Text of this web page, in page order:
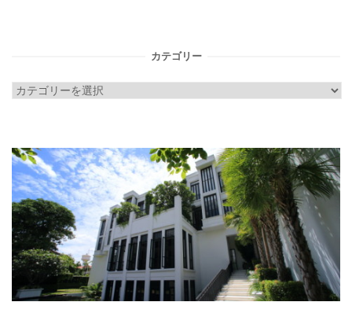
カテゴリー
カ
リ
ー